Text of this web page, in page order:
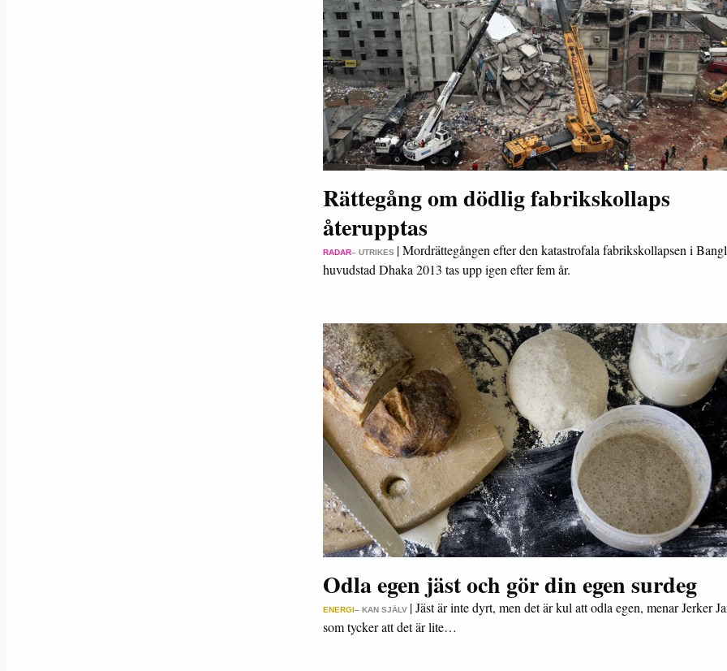
Rättegång om dödlig fabrikskollaps
återupptas
RADAR– UTRIKES |Mordrättegången efter den katastrofala fabrikskollapsen i
huvudstad Dhaka 2013 tas upp igen efter fem år.
Odla egen jäst och gör din egen surdeg
ENERGI– KAN SJÄLV |Jäst är inte dyrt, men det är kul att odla egen, menar Jerker
som tycker att det är lite…